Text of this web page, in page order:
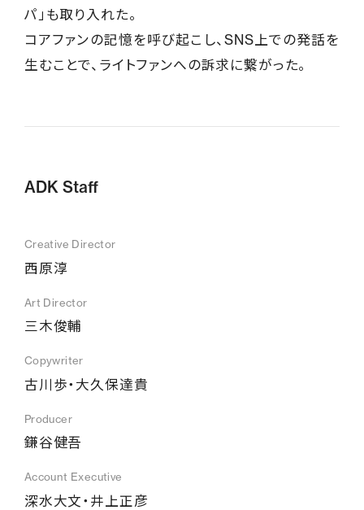
パ」も取り入れた。
コアファンの記憶を呼び起こし、SNS上での発話を
生むことで、ライトファンへの訴求に繋がった。
ADK Staff
Creative Director
西原淳
Art Director
三木俊輔
Copywriter
古川歩・大久保達貴
Producer
鎌谷健吾
Account Executive
深水大文・井上正彦